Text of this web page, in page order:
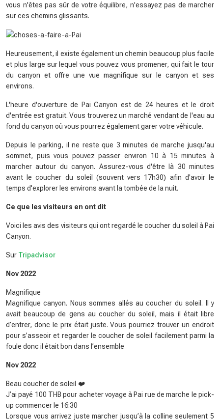
vous n'êtes pas sûr de votre équilibre, n'essayez pas de marcher
sur ces chemins glissants.
Heureusement, il existe également un chemin beaucoup plus facile
et plus large sur lequel vous pouvez vous promener, qui fait le tour
du canyon et offre une vue magnifique sur le canyon et ses
environs.
L'heure d'ouverture de Pai Canyon est de 24 heures et le droit
d'entrée est gratuit. Vous trouverez un marché vendant de l'eau au
fond du canyon où vous pourrez également garer votre véhicule.
Depuis le parking, il ne reste que 3 minutes de marche jusqu'au
sommet, puis vous pouvez passer environ 10 à 15 minutes à
marcher autour du canyon. Assurez-vous d'être là 30 minutes
avant le coucher du soleil (souvent vers 17h30) afin d'avoir le
temps d'explorer les environs avant la tombée de la nuit.
Ce que les visiteurs en ont dit
Voici les avis des visiteurs qui ont regardé le coucher du soleil à Pai
Canyon.
Sur Tripadvisor
Nov 2022
Magnifique
Magnifique canyon. Nous sommes allés au coucher du soleil. Il y
avait beaucoup de gens au coucher du soleil, mais il était libre
d’entrer, donc le prix était juste. Vous pourriez trouver un endroit
pour s’asseoir et regarder le coucher de soleil facilement parmi la
foule donc il était bon dans l’ensemble
Nov 2022
Beau coucher de soleil ❤️
J’ai payé 100 THB pour acheter voyage à Pai rue de marche le pick-
up commencer le 16:30
Lorsque vous arrivez juste marcher jusqu’à la colline seulement 5